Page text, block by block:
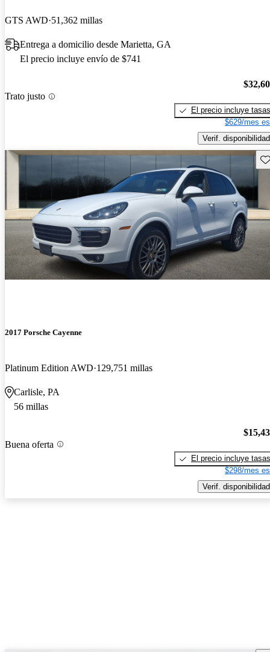
GTS AWD 51,362 millas
Entrega a domicilio desde Marietta, GA
El precio incluye envío de $741
Trato justo
El precio incluye tasas
$629/mes
Verif. disponibilidad
2017 Porsche Cayenne
Platinum Edition AWD 129,751 millas
Carlisle, PA
56 millas
Buena oferta
El precio incluye tasas
$298/mes
Verif. disponibilidad